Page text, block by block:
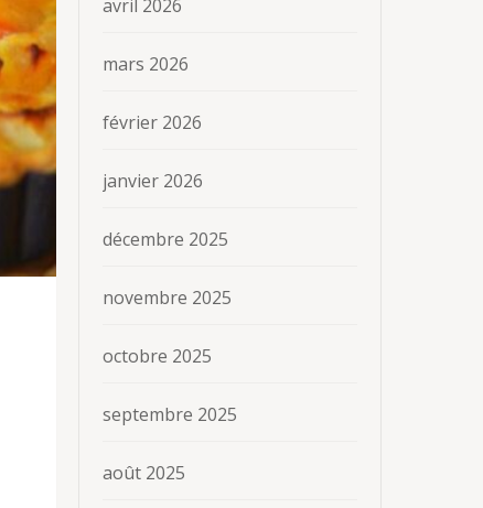
avril 2026
mars 2026
février 2026
janvier 2026
décembre 2025
novembre 2025
octobre 2025
septembre 2025
août 2025